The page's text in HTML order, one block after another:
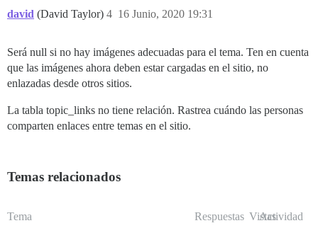
david (David Taylor) 16 Junio, 2020 19:31
4
Será null si no hay imágenes adecuadas para el tema. Ten en cuenta
que las imágenes ahora deben estar cargadas en el sitio, no
enlazadas desde otros sitios.
La tabla topic_links no tiene relación. Rastrea cuándo las personas
comparten enlaces entre temas en el sitio.
Temas relacionados
Tema Respuestas Vistas
Actividad